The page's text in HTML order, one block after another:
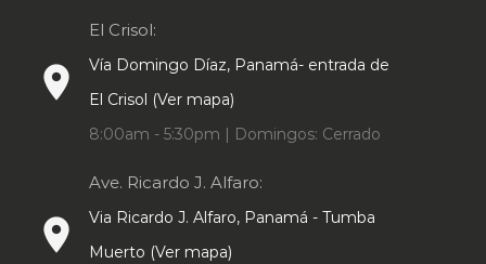
place
El Crisol:
Vía Domingo Díaz, Panamá- entrada de
El Crisol (Ver mapa)
8:00am - 5:30pm | Domingos: Cerrado
place
Ave. Ricardo J. Alfaro:
Via Ricardo J. Alfaro, Panamá - Tumba
Muerto (Ver mapa)